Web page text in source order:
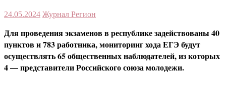
24.05.2024 Журнал Регион
Для проведения экзаменов в республике задействованы 40
пунктов и 783 работника, мониторинг хода ЕГЭ будут
осуществлять 65 общественных наблюдателей, из которых
4 — представители Российского союза молодежи.